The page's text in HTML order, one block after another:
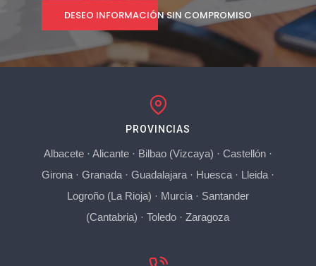
DESEO INFORMACIÓN SIN COMPROMISO
PROVINCIAS
Albacete· Alicante· Bilbao (Vizcaya) · Castellón·
Girona· Granada· Guadalajara· Huesca· Lleida·
Logroño (La Rioja) · Murcia· Santander
(Cantabria) ·Toledo ·Zaragoza